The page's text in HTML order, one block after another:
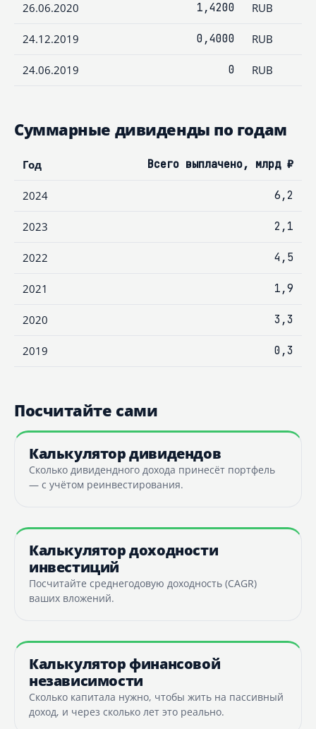
26.06.2020 1,4200 RUB
24.12.2019 0,4000 RUB
24.06.2019 0 RUB
Суммарные дивиденды по годам
Год Всего выплачено, млрд ₽
2024 6,2
2023 2,1
2022 4,5
2021 1,9
2020 3,3
2019 0,3
Посчитайте сами
Калькулятор дивидендов
Сколько дивидендного дохода принесёт портфель
— с учётом реинвестирования.
Калькулятор доходности
инвестиций
Посчитайте среднегодовую доходность (CAGR)
ваших вложений.
Калькулятор финансовой
независимости
Сколько капитала нужно, чтобы жить на пассивный
доход, и через сколько лет это реально.